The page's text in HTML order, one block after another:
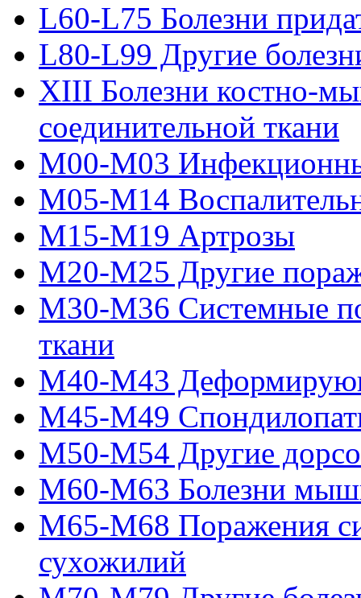
L60-L75 Болезни
L80-L99 Другие
XIII Болезни костно-
соединительной ткани
M00-M03
M05-M14
M15-M19 Артрозы
M20-M25 Другие
M30-M36 Системные
ткани
M40-M43
M45-M49
M50-M54 Другие
M60-M63 Болезни
M65-M68 Поражения
сухожилий